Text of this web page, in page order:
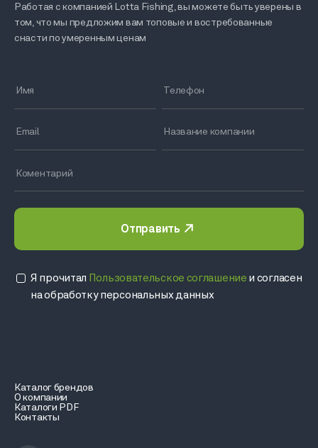
Каталог брендов
О компании
Каталоги PDF
Контакты
Работая с компанией Lotta Fishing, вы можете быть уверены в
том, что мы предложим вам топовые и востребованные
снасти по умеренным ценам
Отправить
Я прочитал Пользовательское соглашение и согласен
на обработку персональных данных